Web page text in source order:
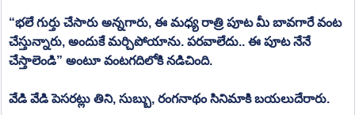
“భలే గుర్తు చేసారు అన్నగారు, ఈ మధ్య రాత్రి పూట మీ బావగారే వంట
చేస్తున్నారు, అందుకే మర్చిపోయాను. పరవాలేదు.. ఈ పూట నేనే
చేస్తాలెండి” అంటూ వంటగదిలోకి నడిచింది.
వేడి వేడి పెసరట్లు తిని, సుబ్బు, రంగనాథం సినిమాకి బయలుదేరారు.